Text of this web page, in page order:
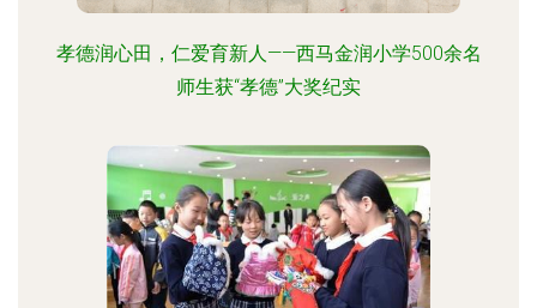
孝德润心田，仁爱育新人——西马金润小学500余名
师生获“孝德”大奖纪实